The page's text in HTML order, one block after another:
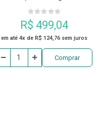
R$ 499,04
em até 4x de R$ 124,76 sem juros
Comprar